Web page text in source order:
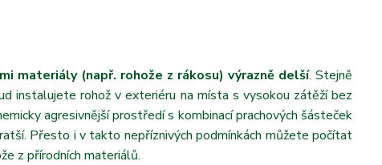
materiály (např. rohože z rákosu) výrazně delší. Stejně
instalujete rohož v exteriéru na místa s vysokou zátěží bez
agresivnější prostředí s kombinací prachových šásteček
Přesto i v takto nepříznivých podmínkách můžete počítat
z přírodních materiálů.